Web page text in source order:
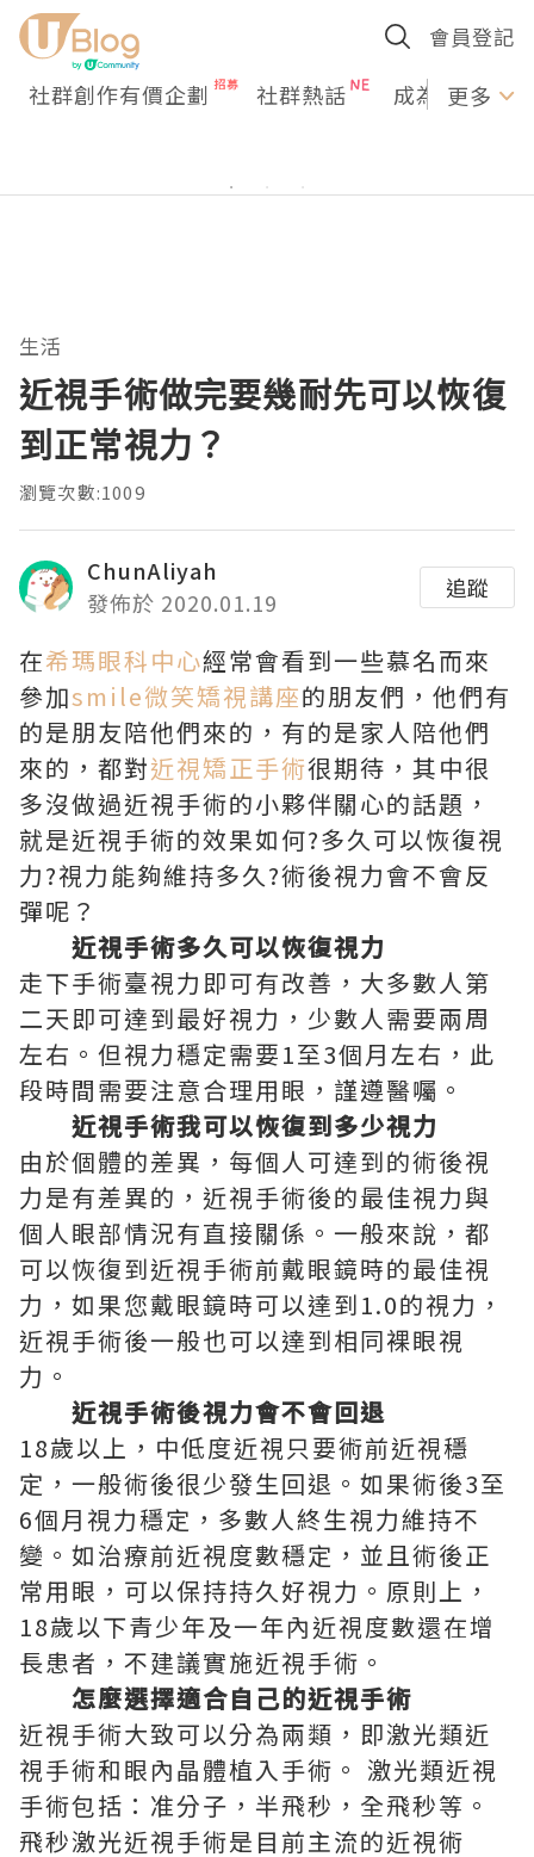
會員登記
社群創作有價企劃 社群熱話 成為U更多
生活
近視手術做完要幾耐先可以恢復
到正常視力？
瀏覽次數:1009
ChunAliyah
發佈於 2020.01.19
追蹤
在希瑪眼科中心經常會看到一些慕名而來
參加smile微笑矯視講座的朋友們，他們有
的是朋友陪他們來的，有的是家人陪他們
來的，都對近視矯正手術很期待，其中很
多沒做過近視手術的小夥伴關心的話題，
就是近視手術的效果如何?多久可以恢復視
力?視力能夠維持多久?術後視力會不會反
彈呢？
近視手術多久可以恢復視力
走下手術臺視力即可有改善，大多數人第
二天即可達到最好視力，少數人需要兩周
左右。但視力穩定需要1至3個月左右，此
段時間需要注意合理用眼，謹遵醫囑。
近視手術我可以恢復到多少視力
由於個體的差異，每個人可達到的術後視
力是有差異的，近視手術後的最佳視力與
個人眼部情況有直接關係。一般來說，都
可以恢復到近視手術前戴眼鏡時的最佳視
力，如果您戴眼鏡時可以達到1.0的視力，
近視手術後一般也可以達到相同裸眼視
力。
近視手術後視力會不會回退
18歲以上，中低度近視只要術前近視穩
定，一般術後很少發生回退。如果術後3至
6個月視力穩定，多數人終生視力維持不
變。如治療前近視度數穩定，並且術後正
常用眼，可以保持持久好視力。原則上，
18歲以下青少年及一年內近視度數還在增
長患者，不建議實施近視手術。
怎麼選擇適合自己的近視手術
近視手術大致可以分為兩類，即激光類近
視手術和眼內晶體植入手術。 激光類近視
手術包括：准分子，半飛秒，全飛秒等。
飛秒激光近視手術是目前主流的近視術